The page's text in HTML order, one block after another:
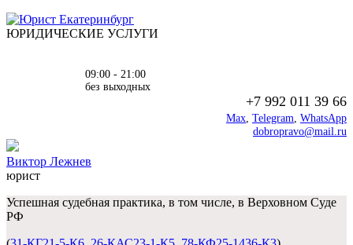
ЮРИДИЧЕСКИЕ УСЛУГИ
09:00 - 21:00
без выходных
+7 992 011 39 66
Max, Telegram, WhatsApp
dobropravo@mail.ru
Виктор Лежнев
юрист
Успешная судебная практика, в том числе, в Верховном Суде
РФ